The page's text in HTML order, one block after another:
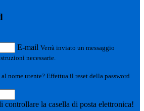
E-mail Verrà inviato un messaggio
necessarie.
nome utente? Effettua il reset della password
controllare la casella di posta elettronica!